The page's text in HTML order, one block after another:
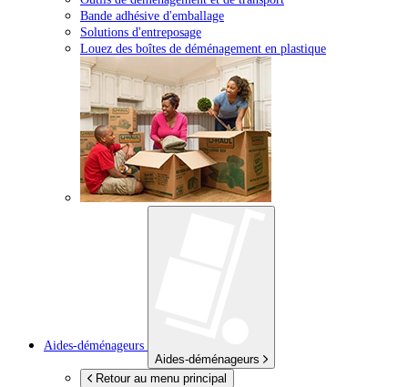
Bande adhésive d'emballage
Solutions d'entreposage
Louez des boîtes de déménagement en plastique
Aides-déménageurs
Aides-déménageurs
Retour au menu principal